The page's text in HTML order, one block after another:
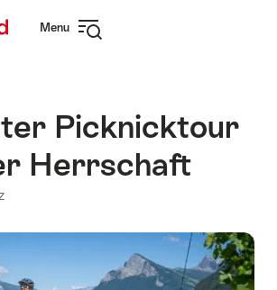
Menu
Picknicktour
Herrschaft